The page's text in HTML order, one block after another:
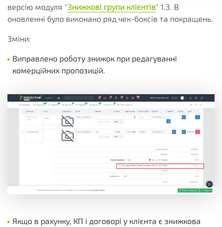
версію модуля "Знижкові групи клієнтів" 1.3. В
оновленні було виконано ряд чек-боксів та покращень.
Зміни:
Виправлено роботу знижок при редагуванні
комерційних пропозицій.
Якщо в рахунку, КП і договорі у клієнта є знижкова